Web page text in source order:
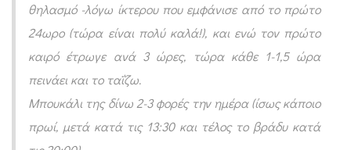
θηλασμό -λόγω ίκτερου που εμφάνισε από το πρώτο
24ωρο (τώρα είναι πολύ καλά!), και ενώ τον πρώτο
καιρό έτρωγε ανά 3 ώρες, τώρα κάθε 1-1,5 ώρα
πεινάει και το ταΐζω.
Μπουκάλι της δίνω 2-3 φορές την ημέρα (ίσως κάποιο
πρωί, μετά κατά τις 13:30 και τέλος το βράδυ κατά